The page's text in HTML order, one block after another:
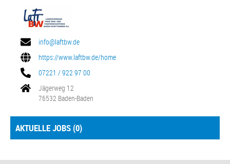
info@laftbw.de
https://www.laftbw.de/home
07221 / 922 97 00
Jägerweg 12
76532 Baden-Baden
AKTUELLE JOBS (0)